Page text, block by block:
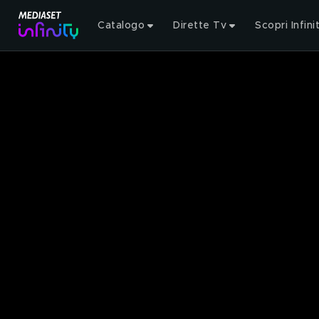
Catalogo Dirette Tv Scopri